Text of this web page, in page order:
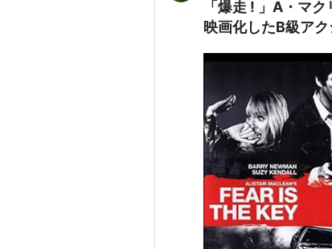
「爆走 ! 」A・マ
映画化したB級ア